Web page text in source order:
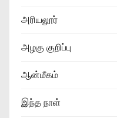
அரியலூர்
அழகு குறிப்பு
ஆன்மீகம்
இந்த நாள்